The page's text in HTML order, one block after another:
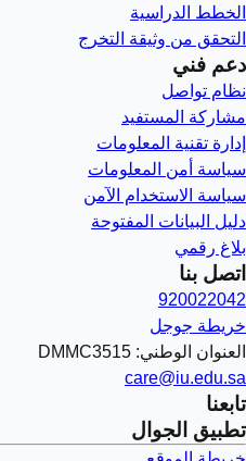
الخطط الدراسية
التحقق من وثيقة التخرج
دعم فني
نظام تواصل
مشاركة المستفيد
إدارة تقنية المعلومات
سياسة أمن المعلومات
سياسة الاستخدام الآمن
دليل البيانات المفتوحة
بلاغ رقمي
اتصل بنا
920022042
خريطة جوجل
العنوان الوطني: DMMC3515
care@iu.edu.sa
تابعنا
تطبيق الجوال